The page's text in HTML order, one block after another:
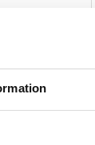
berikad med
Murumuru,